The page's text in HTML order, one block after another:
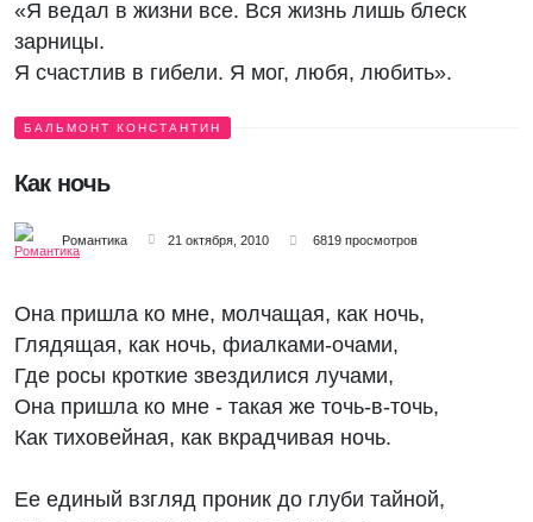
«Я ведал в жизни все. Вся жизнь лишь блеск
зарницы.
Я счастлив в гибели. Я мог, любя, любить».
БАЛЬМОНТ КОНСТАНТИН
Как ночь
Романтика 21 октября, 2010 6819 просмотров
Она пришла ко мне, молчащая, как ночь,
Глядящая, как ночь, фиалками-очами,
Где росы кроткие звездилися лучами,
Она пришла ко мне - такая же точь-в-точь,
Как тиховейная, как вкрадчивая ночь.
Ее единый взгляд проник до глуби тайной,